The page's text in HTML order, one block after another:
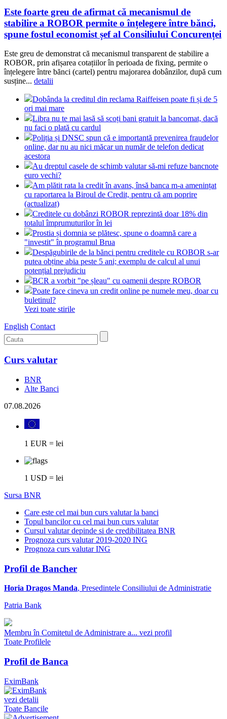
Este foarte greu de afirmat că mecanismul de
stabilire a ROBOR permite o înțelegere între bănci,
spune fostul economist șef al Consiliului Concurenței
Este greu de demonstrat că mecanismul transparent de stabilire a
ROBOR, prin afișarea cotațiilor în perioada de fixing, permite o
înțelegere între bănci (cartel) pentru majorarea dobânzilor, după cum
susține... detalii
Dobânda la creditul din reclama Raiffeisen poate fi și de 5
ori mai mare
Libra nu te mai lasă să scoți bani gratuit la bancomat, dacă
nu faci o plată cu cardul
Poliția și DNSC spun că e importantă prevenirea fraudelor
online, dar nu au nici măcar un număr de telefon dedicat
acestora
Au dreptul casele de schimb valutar să-mi refuze bancnote
euro vechi?
Am plătit rata la credit în avans, însă banca m-a amenințat
cu raportarea la Biroul de Credit, pentru că am poprire
(actualizat)
Creditele cu dobânzi ROBOR reprezintă doar 18% din
totalul împrumuturilor în lei
Prostia și domnia se plătesc, spune o doamnă care a
"investit" în programul Brua
Despăgubirile de la bănci pentru creditele cu ROBOR s-ar
putea obține abia peste 5 ani; exemplu de calcul al unui
potențial prejudiciu
BCR a vorbit "pe șleau" cu oamenii despre ROBOR
Poate face cineva un credit online pe numele meu, doar cu
buletinul?
Vezi toate stirile
English Contact
Curs valutar
BNR
Alte Banci
07.08.2026
1 EUR = lei
1 USD = lei
Sursa BNR
Care este cel mai bun curs valutar la banci
Topul bancilor cu cel mai bun curs valutar
Cursul valutar depinde si de credibilitatea BNR
Prognoza curs valutar 2019-2020 ING
Prognoza curs valutar ING
Profil de Bancher
Horia Dragos Manda, Presedintele Consiliului de Administratie
Patria Bank
Membru în Comitetul de Administrare a... vezi profil
Toate Profilele
Profil de Banca
EximBank
vezi detalii
Toate Bancile